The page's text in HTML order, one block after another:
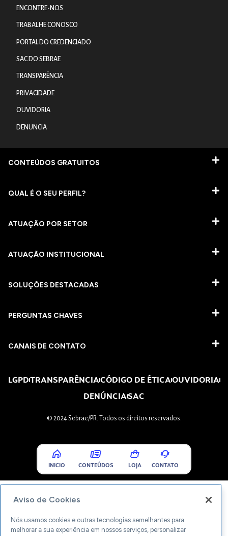
ENCONTRE-NOS
TRABALHE CONOSCO
PORTAL DO CREDENCIADO
SAC DO SEBRAE
TRANSPARÊNCIA
PRIVACIDADE
OUVIDORIA
DENUNCIA
CONTEÚDOS GRATUITOS
QUAL É O SEU PERFIL?
ATUAÇÃO POR SETOR
ATUAÇÃO INSTITUCIONAL
SOLUÇÕES DESTACADAS
PERGUNTAS CHAVES​
CANAIS DE CONTATO
LGPDTRANSPARÊNCIACÓDIGO DE ÉTICAOUVIDORIA
DENÚNCIASAC
© 2024 Sebrae/PR. Todos os direitos reservados.
INICIO CONTEÚDOS LOJA CONTATO
Aviso de Cookies
Nós usamos cookies e outras tecnologias semelhantes para
melhorar a sua experiência em nossos serviços, personalizar